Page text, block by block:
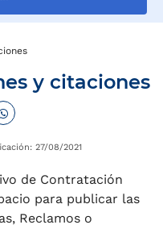
y citaciones
Whatsapp
27/08/2021
de Contratación
para publicar las
Reclamos o